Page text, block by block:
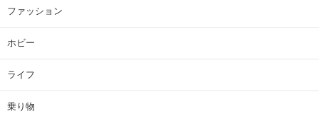
ファッション
ホビー
ライフ
乗り物